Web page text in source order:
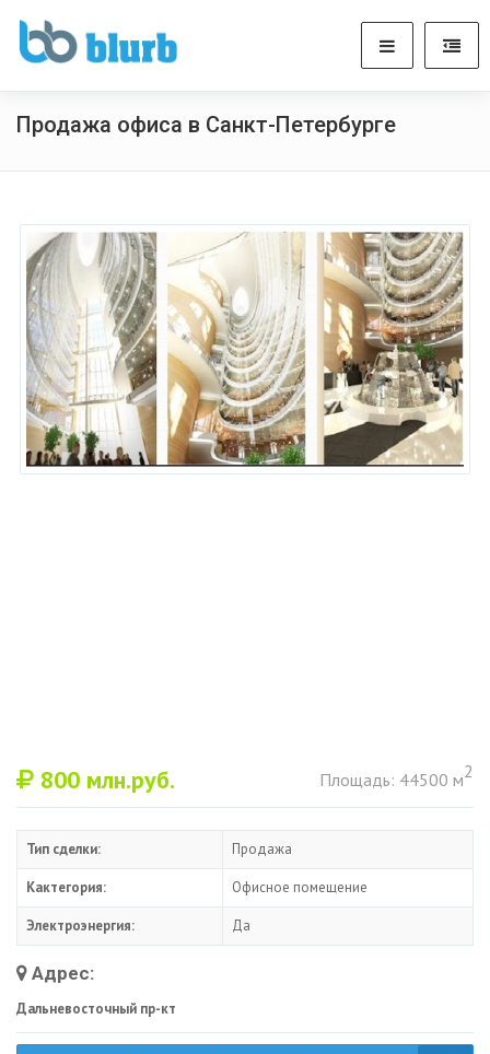
Продажа офиса в Санкт-Петербурге
800 млн.руб. Площадь: 44500 м2
Тип сделки: Продажа
Кактегория: Офисное помещение
Электроэнергия: Да
Адрес:
Дальневосточный пр-кт